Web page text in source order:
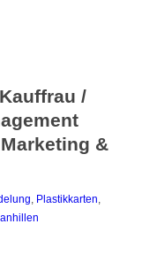
/
&
Plastikkarten